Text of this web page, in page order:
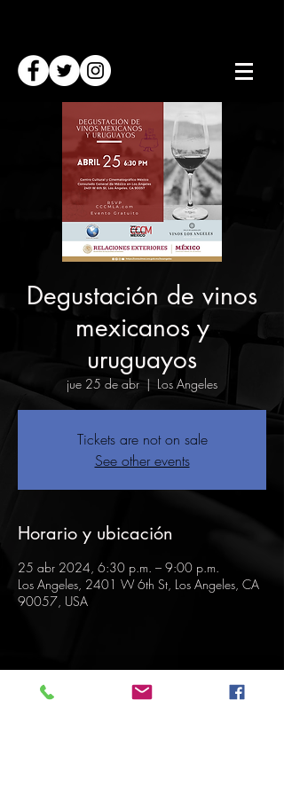
Degustación de vinos
mexicanos y
uruguayos
jue 25 de abr
  |
Los Angeles
Tickets are not on sale
See other events
Horario y ubicación
25 abr 2024, 6:30 p.m. – 9:00 p.m.
Los Angeles, 2401 W 6th St, Los Angeles, CA
90057, USA
Compartir este evento